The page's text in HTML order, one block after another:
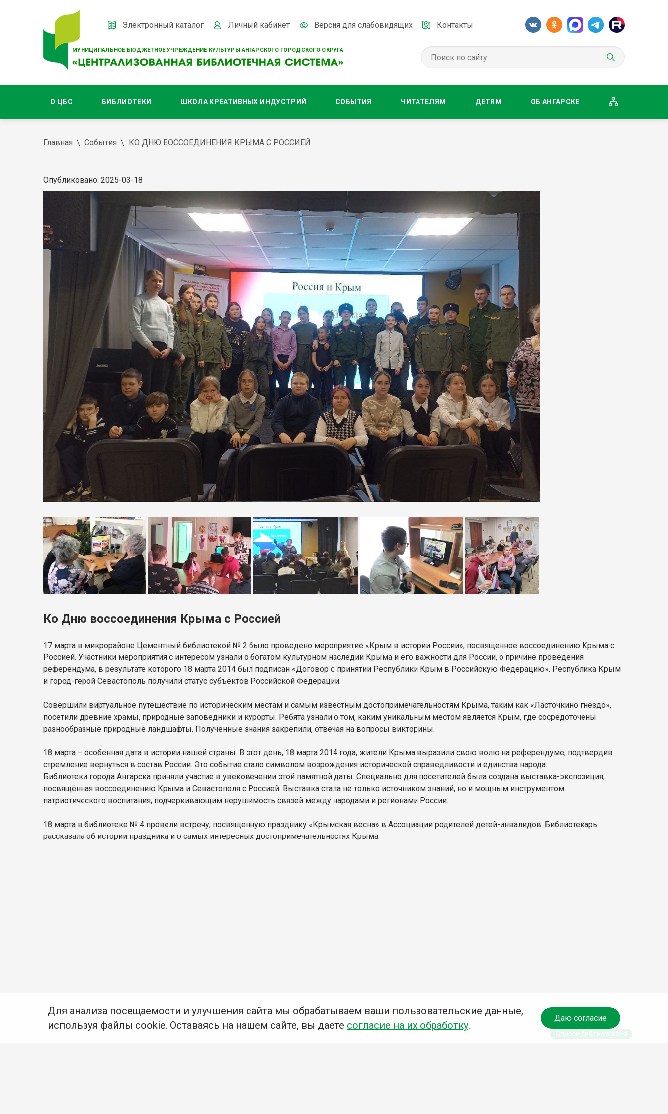
МУНИЦИПАЛЬНОЕ БЮДЖЕТНОЕ УЧРЕЖДЕНИЕ КУЛЬТУРЫ АНГАРСКОГО ГОРОДСКОГО ОКРУГА
Электронный каталог Личный кабинет Версия для слабовидящих Контакты
О ЦБС БИБЛИОТЕКИ ШКОЛА КРЕАТИВНЫХ ИНДУСТРИЙ СОБЫТИЯ ЧИТАТЕЛЯМ ДЕТЯМ ОБ АНГАРСКЕ
Главная События КО ДНЮ ВОССОЕДИНЕНИЯ КРЫМА С РОССИЕЙ
Опубликовано: 2025-03-18
Ко Дню воссоединения Крыма с Россией
17 марта в микрорайоне Цементный библиотекой № 2 было проведено мероприятие «Крым в истории России», посвященное воссоединению Крыма с
Россией. Участники мероприятия с интересом узнали о богатом культурном наследии Крыма и его важности для России, о причине проведения
референдума, в результате которого 18 марта 2014 был подписан «Договор о принятии Республики Крым в Российскую Федерацию». Республика Крым
и город-герой Севастополь получили статус субъектов Российской Федерации.
Совершили виртуальное путешествие по историческим местам и самым известным достопримечательностям Крыма, таким как «Ласточкино гнездо»,
посетили древние храмы, природные заповедники и курорты. Ребята узнали о том, каким уникальным местом является Крым, где сосредоточены
разнообразные природные ландшафты. Полученные знания закрепили, отвечая на вопросы викторины.
18 марта – особенная дата в истории нашей страны. В этот день, 18 марта 2014 года, жители Крыма выразили свою волю на референдуме, подтвердив
стремление вернуться в состав России. Это событие стало символом возрождения исторической справедливости и единства народа.
Библиотеки города Ангарска приняли участие в увековечении этой памятной даты. Специально для посетителей была создана выставка-экспозиция,
посвящённая воссоединению Крыма и Севастополя с Россией. Выставка стала не только источником знаний, но и мощным инструментом
патриотического воспитания, подчеркивающим нерушимость связей между народами и регионами России.
18 марта в библиотеке № 4 провели встречу, посвященную празднику «Крымская весна» в Ассоциации родителей детей-инвалидов. Библиотекарь
рассказала об истории праздника и о самых интересных достопримечательностях Крыма.
Для анализа посещаемости и улучшения сайта мы обрабатываем ваши пользовательские данные,
используя файлы cookie. Оставаясь на нашем сайте, вы даете согласие на их обработку.
Даю согласие
Спроси библиотекаря